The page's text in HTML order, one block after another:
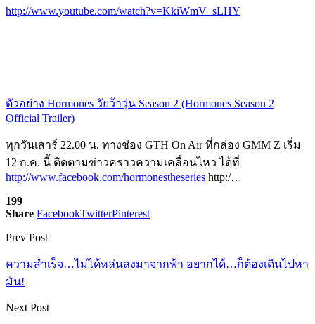
http://www.youtube.com/watch?v=KkiWmV_sLHY
ตัวอย่าง Hormones วัยว้าวุ่น Season 2 (Hormones Season 2
Official Trailer)
ทุกวันเสาร์ 22.00 น. ทางช่อง GTH On Air ที่กล่อง GMM Z เริ่ม
12 ก.ค. นี้ ติดตามข่าวคราวความเคลื่อนไหว ได้ที่
http://www.facebook.com/hormonestheseries http:/…
199
Share FacebookTwitterPinterest
Prev Post
ความสำเร็จ…ไม่ได้หล่นลงมาจากฟ้า อยากได้…ก็ต้องเดินไปหา
มัน!
Next Post